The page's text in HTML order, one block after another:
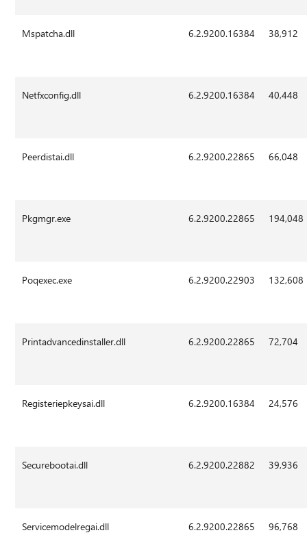
Mspatcha.dll 6.2.9200.16384 38,912
Netfxconfig.dll 6.2.9200.16384 40,448
Peerdistai.dll 6.2.9200.22865 66,048
Pkgmgr.exe 6.2.9200.22865 194,048
Poqexec.exe 6.2.9200.22903 132,608
Printadvancedinstaller.dll 6.2.9200.22865 72,704
Registeriepkeysai.dll 6.2.9200.16384 24,576
Securebootai.dll 6.2.9200.22882 39,936
Servicemodelregai.dll 6.2.9200.22865 96,768